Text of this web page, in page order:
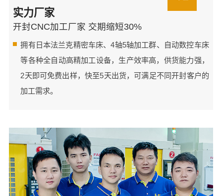
实力厂家
开封CNC加工厂家 交期缩短30%
拥有日本法兰克精密车床、4轴5轴加工群、自动数控车床
等各种全自动高精加工设备，生产效率高，供货能力强，
2天即可免费出样，快至5天出货，可满足不同开封客户的
加工需求。